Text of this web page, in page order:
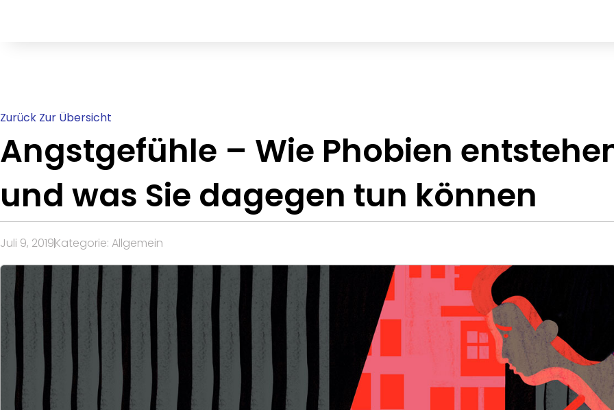
Zurück Zur Übersicht
Angstgefühle – Wie Phobien
und was Sie dagegen tun können
Juli 9, 2019Kategorie: Allgemein